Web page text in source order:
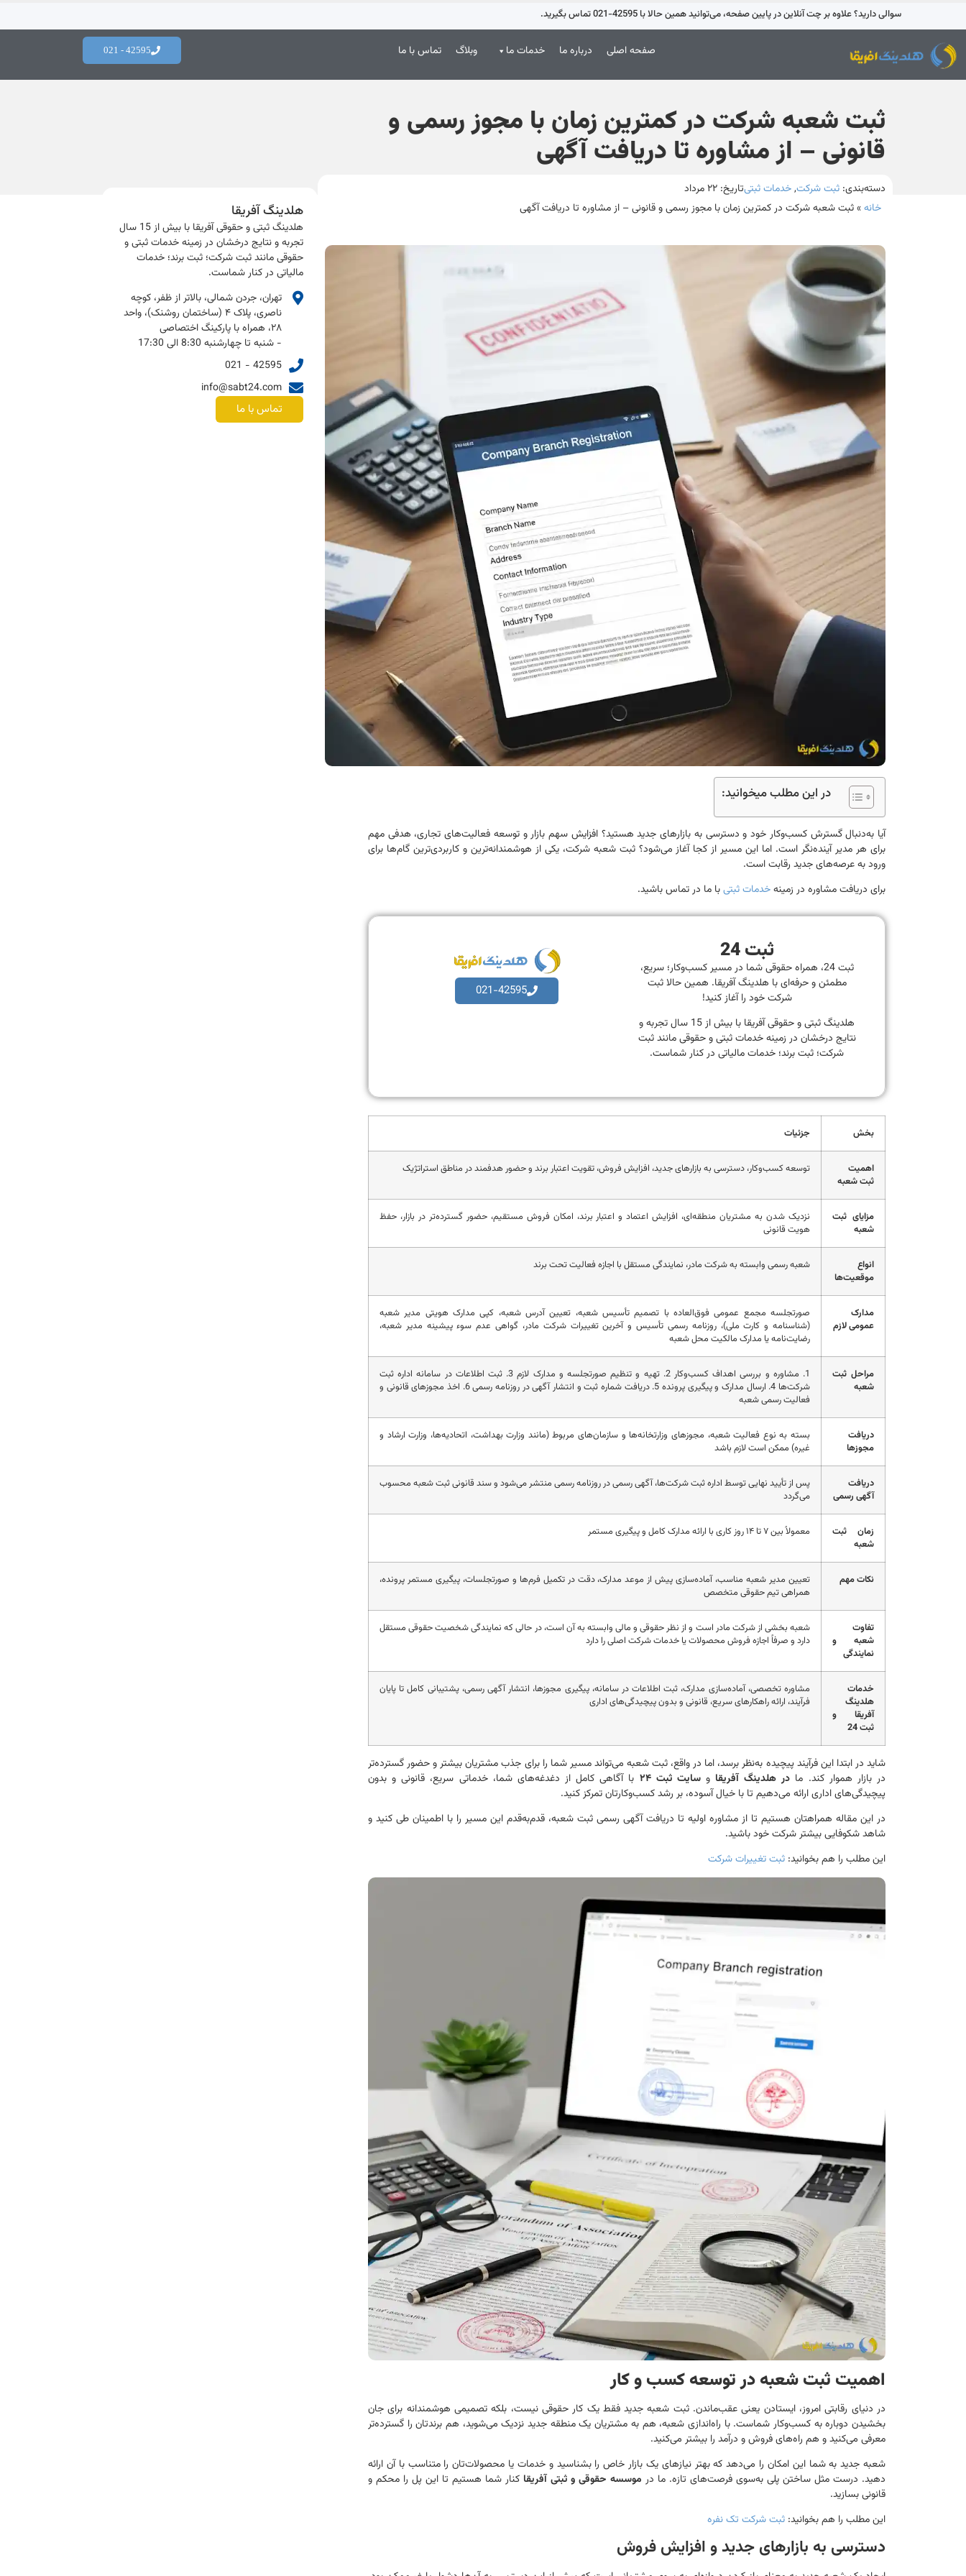
سوالی دارید؟ علاوه بر چت آنلاین در پایین صفحه، می‌توانید همین حالا با 42595-021 تماس بگیرید.
صفحه اصلی درباره ما خدمات ما وبلاگ تماس با ما 42595 - 021
ثبت شعبه شرکت در کمترین زمان با مجوز رسمی و
قانونی – از مشاوره تا دریافت آگهی
دسته‌بندی: ثبت شرکت,خدمات ثبتیتاریخ:
خانه»ثبت شعبه شرکت در کمترین زمان با مجوز رسمی و قانونی – از مشاوره تا دریافت آگهی
در این مطلب میخوانید:
آیا به‌دنبال گسترش کسب‌وکار خود و دسترسی به بازارهای جدید هستید؟ افزایش سهم بازار و توسعه فعالیت‌های تجاری، هدفی مهم
برای هر مدیر آینده‌نگر است. اما این مسیر از کجا آغاز می‌شود؟ ثبت شعبه شرکت، یکی از هوشمندانه‌ترین و کاربردی‌ترین گام‌ها برای
ورود به عرصه‌های جدید رقابت است.
برای دریافت مشاوره در زمینهخدمات ثبتیبا ما در تماس باشید.
ثبت 24
ثبت 24، همراه حقوقی شما در مسیر کسب‌وکار؛ سریع،
مطمئن و حرفه‌ای با هلدینگ آفریقا. همین حالا ثبت
شرکت خود را آغاز کنید!
هلدینگ ثبتی و حقوقی آفریقا با بیش از 15 سال تجربه و
نتایج درخشان در زمینه خدمات ثبتی و حقوقی مانند ثبت
شرکت؛ ثبت برند؛ خدمات مالیاتی در کنار شماست.
021-42595
بخش جزئیات
اهمیت
ثبت شعبه
توسعه کسب‌وکار، دسترسی به بازارهای جدید، افزایش فروش، تقویت اعتبار برند و حضور هدفمند در مناطق استراتژیک
مزایای ثبت
شعبه
نزدیک شدن به مشتریان منطقه‌ای، افزایش اعتماد و اعتبار برند، امکان فروش مستقیم، حضور گسترده‌تر در بازار، حفظ
هویت قانونی
انواع
موقعیت‌ها
شعبه رسمی وابسته به شرکت مادر، نمایندگی مستقل با اجازه فعالیت تحت برند
مدارک
عمومی لازم
صورتجلسه مجمع عمومی فوق‌العاده با تصمیم تأسیس شعبه، تعیین آدرس شعبه، کپی مدارک هویتی مدیر شعبه
(شناسنامه و کارت ملی)، روزنامه رسمی تأسیس و آخرین تغییرات شرکت مادر، گواهی عدم سوء پیشینه مدیر شعبه،
رضایت‌نامه یا مدارک مالکیت محل شعبه
مراحل ثبت
شعبه
1. مشاوره و بررسی اهداف کسب‌وکار 2. تهیه و تنظیم صورتجلسه و مدارک لازم 3. ثبت اطلاعات در سامانه اداره ثبت
شرکت‌ها 4. ارسال مدارک و پیگیری پرونده 5. دریافت شماره ثبت و انتشار آگهی در روزنامه رسمی 6. اخذ مجوزهای قانونی و
فعالیت رسمی شعبه
دریافت
مجوزها
بسته به نوع فعالیت شعبه، مجوزهای وزارتخانه‌ها و سازمان‌های مربوط (مانند وزارت بهداشت، اتحادیه‌ها، وزارت ارشاد و
غیره) ممکن است لازم باشد
دریافت
آگهی رسمی
پس از تأیید نهایی توسط اداره ثبت شرکت‌ها، آگهی رسمی در روزنامه رسمی منتشر می‌شود و سند قانونی ثبت شعبه محسوب
می‌گردد
زمان ثبت
شعبه
معمولاً بین ۷ تا ۱۴ روز کاری با ارائه مدارک کامل و پیگیری مستمر
نکات مهم
تعیین مدیر شعبه مناسب، آماده‌سازی پیش از موعد مدارک، دقت در تکمیل فرم‌ها و صورتجلسات، پیگیری مستمر پرونده،
همراهی تیم حقوقی متخصص
تفاوت
شعبه و
نمایندگی
شعبه بخشی از شرکت مادر است و از نظر حقوقی و مالی وابسته به آن است، در حالی که نمایندگی شخصیت حقوقی مستقل
دارد و صرفاً اجازه فروش محصولات یا خدمات شرکت اصلی را دارد
خدمات
هلدینگ
آفریقا و
ثبت 24
مشاوره تخصصی، آماده‌سازی مدارک، ثبت اطلاعات در سامانه، پیگیری مجوزها، انتشار آگهی رسمی، پشتیبانی کامل تا پایان
فرآیند، ارائه راهکارهای سریع، قانونی و بدون پیچیدگی‌های اداری
شاید در ابتدا این فرآیند پیچیده به‌نظر برسد، اما در واقع، ثبت شعبه می‌تواند مسیر شما را برای جذب مشتریان بیشتر و حضور گسترده‌تر
در بازار هموار کند. ما در هلدینگ آفریقاوسایت ثبت ۲۴
با آگاهی کامل از دغدغه‌های شما، خدماتی سریع، قانونی و بدون
پیچیدگی‌های اداری ارائه می‌دهیم تا با خیال آسوده، بر رشد کسب‌و‌کارتان تمرکز کنید.
در این مقاله همراهتان هستیم تا از مشاوره اولیه تا دریافت آگهی رسمی ثبت شعبه، قدم‌به‌قدم این مسیر را با اطمینان طی کنید و
شاهد شکوفایی بیشتر شرکت خود باشید.
این مطلب را هم بخوانید: ثبت تغییرات شرکت
اهمیت ثبت شعبه در توسعه کسب و کار
در دنیای رقابتی امروز، ایستادن یعنی عقب‌ماندن. ثبت شعبه جدید فقط یک کار حقوقی نیست، بلکه تصمیمی هوشمندانه برای جان
بخشیدن دوباره به کسب‌وکار شماست. با راه‌اندازی شعبه، هم به مشتریان یک منطقه جدید نزدیک می‌شوید، هم برندتان را گسترده‌تر
معرفی می‌کنید و هم راه‌های فروش و درآمد را بیشتر می‌کنید.
شعبه‌ جدید به شما این امکان را می‌دهد که بهتر نیازهای یک بازار خاص را بشناسید و خدمات یا محصولات‌تان را متناسب با آن ارائه
دهید. درست مثل ساختن پلی به‌سوی فرصت‌های تازه. ما در موسسه حقوقی و ثبتی آفریقا کنار شما هستیم تا این پل را محکم و
قانونی بسازید.
این مطلب را هم بخوانید: ثبت شرکت تک نفره
دسترسی به بازارهای جدید و افزایش فروش
هلدینگ آفریقا
هلدینگ ثبتی و حقوقی آفریقا با بیش از 15 سال
تجربه و نتایج درخشان در زمینه خدمات ثبتی و
حقوقی مانند ثبت شرکت؛ ثبت برند؛ خدمات
مالیاتی در کنار شماست.​
تهران، جردن شمالی، بالاتر از ظفر، کوچه
ناصری، پلاک ۴ (ساختمان روشنک)، واحد
۲۸، همراه با پارکینگ اختصاصی
- شنبه تا چهارشنبه 8:30 الی 17:30
42595 - 021
info@sabt24.com
تماس با ما